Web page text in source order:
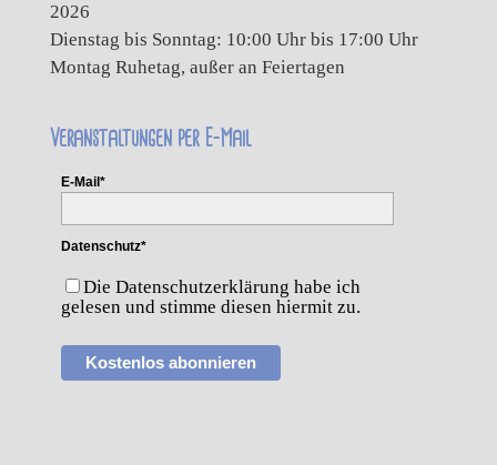
2026
Dienstag bis Sonntag: 10:00 Uhr bis 17:00 Uhr
Montag Ruhetag, außer an Feiertagen
Veranstaltungen per E-Mail
E-Mail*
Datenschutz*
Die Datenschutzerklärung habe ich
gelesen und stimme diesen hiermit zu.
Kostenlos abonnieren